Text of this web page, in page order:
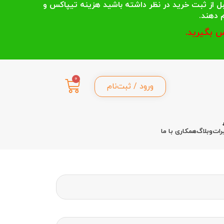
ورود / ثبت‌نام
0
وبلاگهمکاری با ما
می کنند قبل از ثبت خرید در نظر داشته باشید هزینه تیپاکس و
بگیرید.